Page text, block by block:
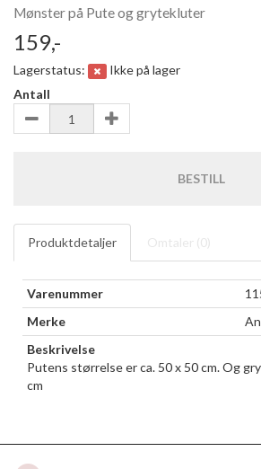
Mønster på Pute og grytekluter
159,-
Lagerstatus:
Ikke på lager
Antall
BESTILL
Produktdetaljer Omtaler (0)
Varenummer
Merke
Beskrivelse
Putens størrelse er ca. 50 x 50 cm. Og
cm